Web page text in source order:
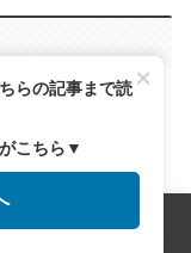
の新しい種類で
る！自分好みの
サイドバー
×
らの記事まで読
こちら▼